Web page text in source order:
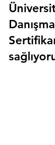
Sertifika